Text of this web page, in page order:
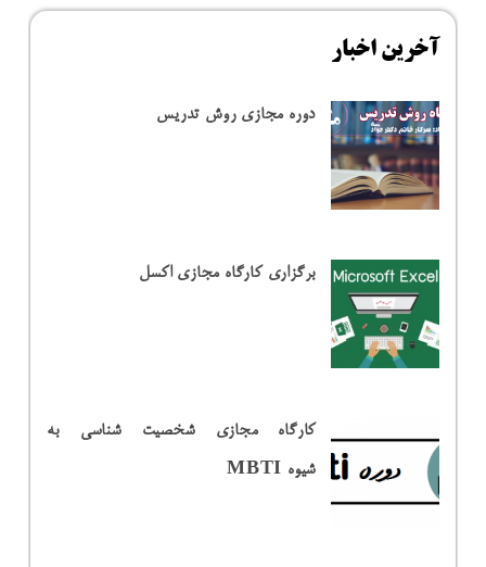
آخرین اخبار
دوره مجازی روش تدریس
برگزاری کارگاه مجازی اکسل
کارگاه مجازی شخصیت شناسی به
شیوه MBTI